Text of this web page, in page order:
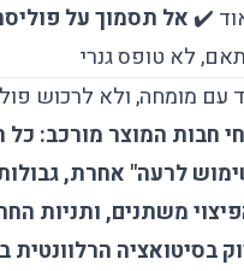
✔️ אל תסמוך על
לא טופס גנרי
עם מומחה, ולא לרכוש
חבות המוצר מורכב:
לרעה" אחרת,
משתנים, ותניות
בסיטואציה הרלוונטית